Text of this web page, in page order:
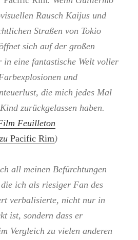
Rausch Kaijus und
Straßen von Tokio
sich auf der großen
in eine fantastische Welt voller
und
die mich jedes Mal
zurückgelassen haben.
Feuilleton
Pacific Rim)
all meinen Befürchtungen
ich als riesiger Fan des
verbalisierte, nicht nur in
ist, sondern dass er
Vergleich zu vielen anderen